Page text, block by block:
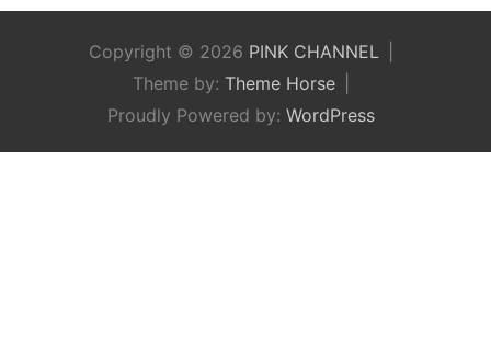
Copyright © 2026 PINK CHANNEL
Theme by: Theme Horse
Proudly Powered by: WordPress